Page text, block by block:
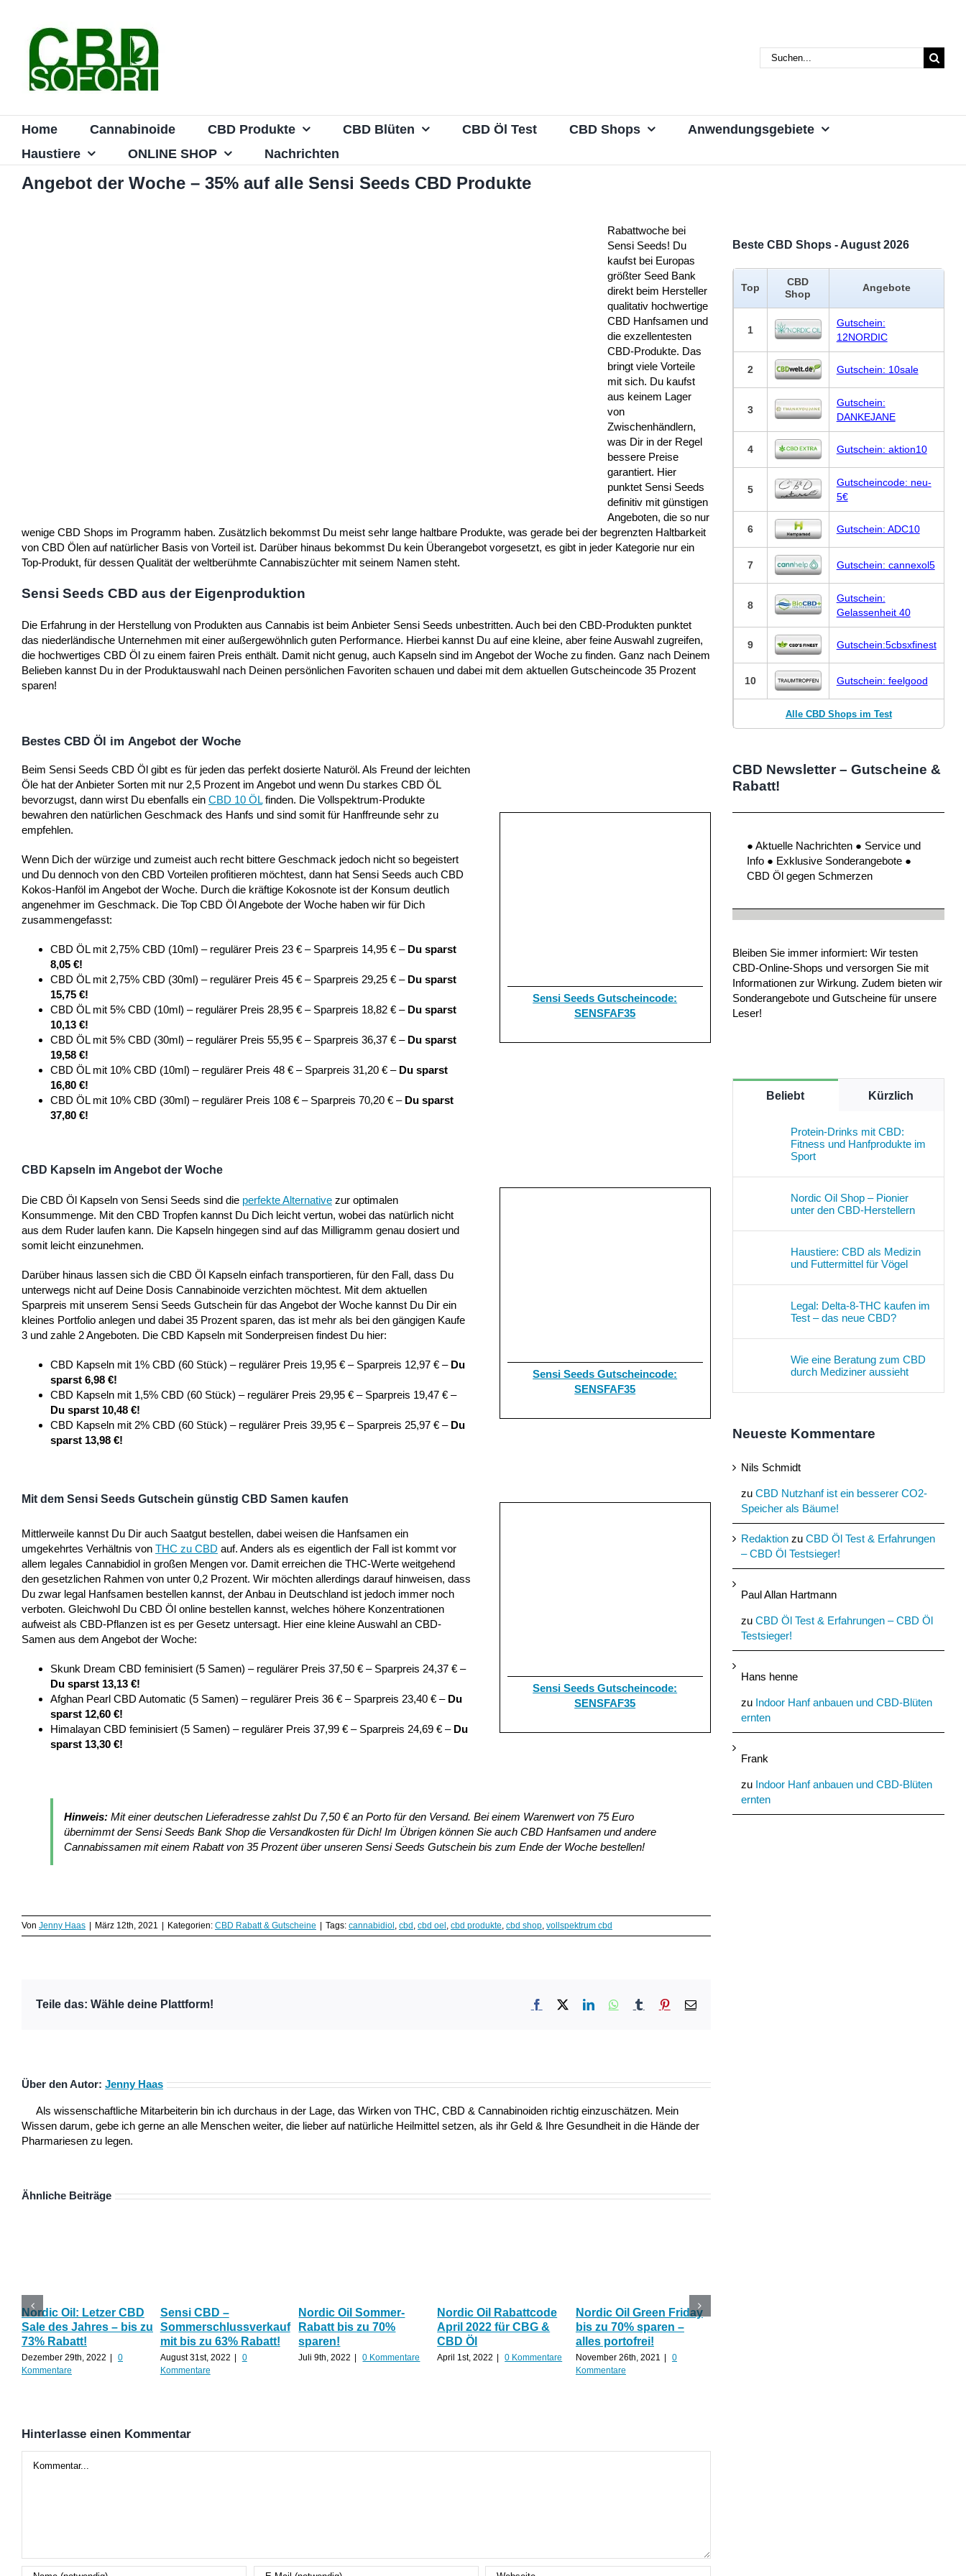
springen
Suche
nach:
Home Cannabinoide CBD Produkte CBD Blüten CBD Öl Test CBD Shops
Anwendungsgebiete
Haustiere
ONLINE SHOP Nachrichten
Angebot der Woche – 35% auf alle Sensi Seeds CBD Produkte
Rabattwoche bei
Sensi Seeds! Du
kaufst bei Europas
größter Seed Bank
direkt beim Hersteller
qualitativ hochwertige
CBD Hanfsamen und
die exzellentesten
CBD-Produkte. Das
bringt viele Vorteile
mit sich. Du kaufst
aus keinem Lager
von
Zwischenhändlern,
was Dir in der Regel
bessere Preise
garantiert. Hier
punktet Sensi Seeds
definitiv mit günstigen
Angeboten, die so nur
wenige CBD Shops im Programm haben. Zusätzlich bekommst Du meist sehr lange haltbare Produkte, was gerade bei der begrenzten Haltbarkeit
von CBD Ölen auf natürlicher Basis von Vorteil ist. Darüber hinaus bekommst Du kein Überangebot vorgesetzt, es gibt in jeder Kategorie nur ein
Top-Produkt, für dessen Qualität der weltberühmte Cannabiszüchter mit seinem Namen steht.
Sensi Seeds CBD aus der Eigenproduktion
Die Erfahrung in der Herstellung von Produkten aus Cannabis ist beim Anbieter Sensi Seeds unbestritten. Auch bei den CBD-Produkten punktet
das niederländische Unternehmen mit einer außergewöhnlich guten Performance. Hierbei kannst Du auf eine kleine, aber feine Auswahl zugreifen,
die hochwertiges CBD Öl zu einem fairen Preis enthält. Damit nicht genug, auch Kapseln sind im Angebot der Woche zu finden. Ganz nach Deinem
Belieben kannst Du in der Produktauswahl nach Deinen persönlichen Favoriten schauen und dabei mit dem aktuellen Gutscheincode 35 Prozent
sparen!
Bestes CBD Öl im Angebot der Woche
Beim Sensi Seeds CBD Öl gibt es für jeden das perfekt dosierte Naturöl. Als Freund der leichten
Öle hat der Anbieter Sorten mit nur 2,5 Prozent im Angebot und wenn Du starkes CBD ÖL
bevorzugst, dann wirst Du ebenfalls ein CBD 10 ÖLfinden. Die Vollspektrum-Produkte
bewahren den natürlichen Geschmack des Hanfs und sind somit für Hanffreunde sehr zu
empfehlen.
Wenn Dich der würzige und zumeist auch recht bittere Geschmack jedoch nicht so begeistert
und Du dennoch von den CBD Vorteilen profitieren möchtest, dann hat Sensi Seeds auch CBD
Kokos-Hanföl im Angebot der Woche. Durch die kräftige Kokosnote ist der Konsum deutlich
angenehmer im Geschmack. Die Top CBD Öl Angebote der Woche haben wir für Dich
zusammengefasst:
CBD ÖL mit 2,75% CBD (10ml) – regulärer Preis 23 € – Sparpreis 14,95 € – Du sparst
8,05 €!
CBD ÖL mit 2,75% CBD (30ml) – regulärer Preis 45 € – Sparpreis 29,25 € – Du sparst
15,75 €!
CBD ÖL mit 5% CBD (10ml) – regulärer Preis 28,95 € – Sparpreis 18,82 € – Du sparst
10,13 €!
CBD ÖL mit 5% CBD (30ml) – regulärer Preis 55,95 € – Sparpreis 36,37 € – Du sparst
19,58 €!
CBD ÖL mit 10% CBD (10ml) – regulärer Preis 48 € – Sparpreis 31,20 € – Du sparst
16,80 €!
CBD ÖL mit 10% CBD (30ml) – regulärer Preis 108 € – Sparpreis 70,20 € – Du sparst
37,80 €!
Sensi Seeds Gutscheincode:
SENSFAF35
CBD Kapseln im Angebot der Woche
Die CBD Öl Kapseln von Sensi Seeds sind die perfekte Alternativezur optimalen
Konsummenge. Mit den CBD Tropfen kannst Du Dich leicht vertun, wobei das natürlich nicht
aus dem Ruder laufen kann. Die Kapseln hingegen sind auf das Milligramm genau dosiert und
somit leicht einzunehmen.
Darüber hinaus lassen sich die CBD Öl Kapseln einfach transportieren, für den Fall, dass Du
unterwegs nicht auf Deine Dosis Cannabinoide verzichten möchtest. Mit dem aktuellen
Sparpreis mit unserem Sensi Seeds Gutschein für das Angebot der Woche kannst Du Dir ein
kleines Portfolio anlegen und dabei 35 Prozent sparen, das ist mehr als bei den gängigen Kaufe
3 und zahle 2 Angeboten. Die CBD Kapseln mit Sonderpreisen findest Du hier:
CBD Kapseln mit 1% CBD (60 Stück) – regulärer Preis 19,95 € – Sparpreis 12,97 € – Du
sparst 6,98 €!
CBD Kapseln mit 1,5% CBD (60 Stück) – regulärer Preis 29,95 € – Sparpreis 19,47 € –
Du sparst 10,48 €!
CBD Kapseln mit 2% CBD (60 Stück) – regulärer Preis 39,95 € – Sparpreis 25,97 € – Du
sparst 13,98 €!
Sensi Seeds Gutscheincode:
SENSFAF35
Mit dem Sensi Seeds Gutschein günstig CBD Samen kaufen
Mittlerweile kannst Du Dir auch Saatgut bestellen, dabei weisen die Hanfsamen ein
umgekehrtes Verhältnis von THC zu CBD auf. Anders als es eigentlich der Fall ist kommt vor
allem legales Cannabidiol in großen Mengen vor. Damit erreichen die THC-Werte weitgehend
den gesetzlichen Rahmen von unter 0,2 Prozent. Wir möchten allerdings darauf hinweisen, dass
Du zwar legal Hanfsamen bestellen kannst, der Anbau in Deutschland ist jedoch immer noch
verboten. Gleichwohl Du CBD Öl online bestellen kannst, welches höhere Konzentrationen
aufweist als CBD-Pflanzen ist es per Gesetz untersagt. Hier eine kleine Auswahl an CBD-
Samen aus dem Angebot der Woche:
Skunk Dream CBD feminisiert (5 Samen) – regulärer Preis 37,50 € – Sparpreis 24,37 € –
Du sparst 13,13 €!
Afghan Pearl CBD Automatic (5 Samen) – regulärer Preis 36 € – Sparpreis 23,40 € – Du
sparst 12,60 €!
Himalayan CBD feminisiert (5 Samen) – regulärer Preis 37,99 € – Sparpreis 24,69 € – Du
sparst 13,30 €!
Sensi Seeds Gutscheincode:
SENSFAF35
Hinweis:Mit einer deutschen Lieferadresse zahlst Du 7,50 € an Porto für den Versand. Bei einem Warenwert von 75 Euro
übernimmt der Sensi Seeds Bank Shop die Versandkosten für Dich! Im Übrigen können Sie auch CBD Hanfsamen und andere
Cannabissamen mit einem Rabatt von 35 Prozent über unseren Sensi Seeds Gutschein bis zum Ende der Woche bestellen!
Von Jenny Haas | März 12th, 2021 | Kategorien: CBD Rabatt & Gutscheine | Tags: cannabidiol, cbd, cbd oel, cbd produkte, cbd shop, vollspektrum cbd
Teile das: Wähle deine Plattform! Facebook
X LinkedInWhatsApp
TumblrPinterest
E-
Über den Autor: Jenny Haas
Als wissenschaftliche Mitarbeiterin bin ich durchaus in der Lage, das Wirken von THC, CBD & Cannabinoiden richtig einzuschätzen. Mein
Wissen darum, gebe ich gerne an alle Menschen weiter, die lieber auf natürliche Heilmittel setzen, als ihr Geld & Ihre Gesundheit in die Hände der
Pharmariesen zu legen.
Ähnliche Beiträge
Nordic Oil: Letzer CBD
Sale des Jahres – bis zu
73% Rabatt!
Dezember 29th, 2022 |
0
Kommentare
Sensi CBD –
Sommerschlussverkauf
mit bis zu 63% Rabatt!
August 31st, 2022 |
0
Kommentare
Nordic Oil Sommer-
Rabatt bis zu 70%
sparen!
Juli 9th, 2022 | 0 Kommentare
Nordic Oil Rabattcode
April 2022 für CBG &
CBD Öl
April 1st, 2022 | 0 Kommentare
Nordic Oil Green Friday
bis zu 70% sparen –
alles portofrei!
November 26th, 2021 |
0
Kommentare
Hinterlasse einen Kommentar
Beste CBD Shops - August 2026
Top
CBD
Shop
Angebote
1
Gutschein:
12NORDIC
2 Gutschein: 10sale
3
Gutschein:
DANKEJANE
4 Gutschein: aktion10
5
Gutscheincode: neu-
5€
6 Gutschein: ADC10
7 Gutschein: cannexol5
8
Gutschein:
Gelassenheit 40
9 Gutschein:5cbsxfinest
10 Gutschein: feelgood
Alle CBD Shops im Test
CBD Newsletter – Gutscheine &
Rabatt!
● Aktuelle Nachrichten ● Service und
Info ● Exklusive Sonderangebote ●
CBD Öl gegen Schmerzen
Bleiben Sie immer informiert: Wir testen
CBD-Online-Shops und versorgen Sie mit
Informationen zur Wirkung. Zudem bieten wir
Sonderangebote und Gutscheine für unsere
Leser!
Beliebt Kürzlich
Protein-Drinks mit CBD:
Fitness und Hanfprodukte im
Sport
Nordic Oil Shop – Pionier
unter den CBD-Herstellern
Haustiere: CBD als Medizin
und Futtermittel für Vögel
Legal: Delta-8-THC kaufen im
Test – das neue CBD?
Wie eine Beratung zum CBD
durch Mediziner aussieht
Neueste Kommentare
Nils Schmidt
zu CBD Nutzhanf ist ein besserer CO2-
Speicher als Bäume!
Redaktion zu CBD Öl Test & Erfahrungen
– CBD Öl Testsieger!
Paul Allan Hartmann
zu CBD Öl Test & Erfahrungen – CBD Öl
Testsieger!
Hans henne
zu Indoor Hanf anbauen und CBD-Blüten
ernten
Frank
zu Indoor Hanf anbauen und CBD-Blüten
ernten